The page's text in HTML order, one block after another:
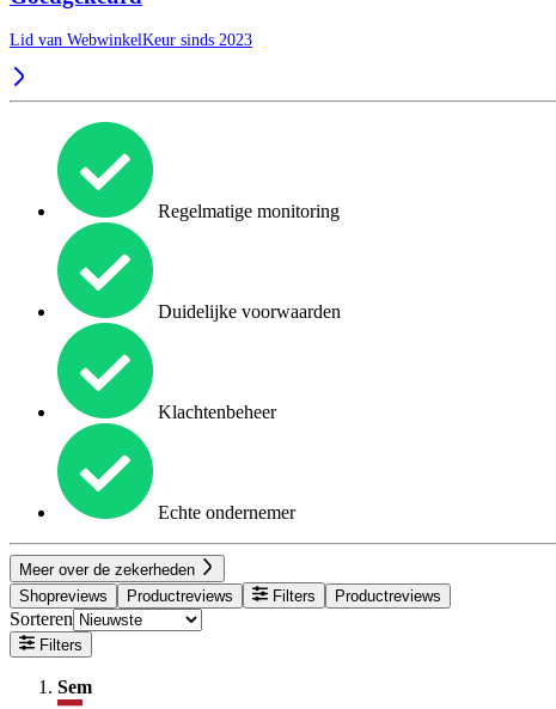
Lid van WebwinkelKeur sinds 2023
Regelmatige monitoring
Duidelijke voorwaarden
Klachtenbeheer
Echte ondernemer
Meer over de zekerheden
Shopreviews
Productreviews Filters Productreviews
Sorteren
Filters
Sem